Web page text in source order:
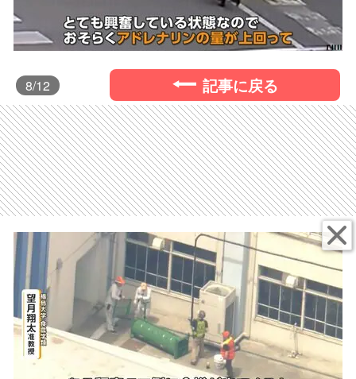
8/12 記事に戻る